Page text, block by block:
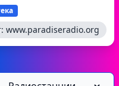
www.paradiseradio.org